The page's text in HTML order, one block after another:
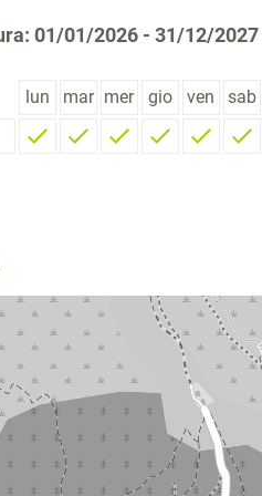
01/01/2026 - 31/12/2027
lun mar mer gio ven
sab